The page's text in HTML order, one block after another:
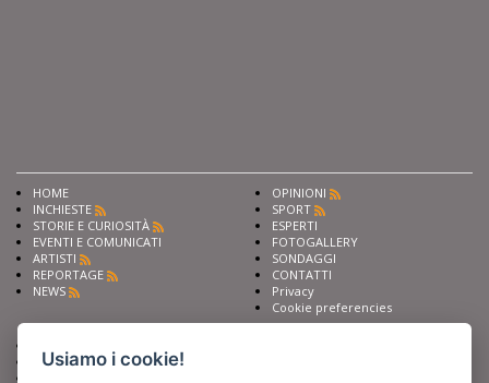
HOME
INCHIESTE
STORIE E CURIOSITÀ
EVENTI E COMUNICATI
ARTISTI
REPORTAGE
NEWS
OPINIONI
SPORT
ESPERTI
FOTOGALLERY
SONDAGGI
CONTATTI
Privacy
Cookie preferencies
Scrivi alla redazione
Usiamo i cookie!